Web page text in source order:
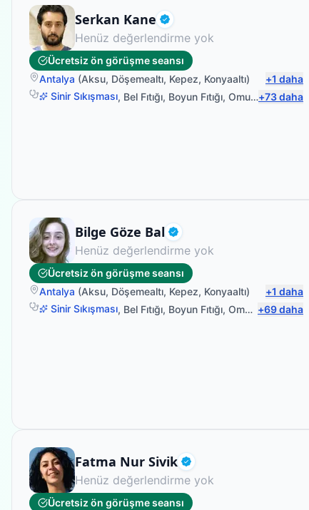
Serkan Kane Doğrulanmış
Fizyoterapist
Henüz değerlendirme yok
Ücretsiz ön görüşme seansı
Antalya (Aksu, Döşemealtı, Kepez, Konyaaltı) +1 daha
Sinir Sıkışması, Bel Fıtığı, Boyun Fıtığı, Omuz Bağ Yaralanması +73daha
Bilge Göze Bal Doğrulanmış
Fizyoterapist
Henüz değerlendirme yok
Ücretsiz ön görüşme seansı
Antalya (Aksu, Döşemealtı, Kepez, Konyaaltı) +1 daha
Sinir Sıkışması, Bel Fıtığı, Boyun Fıtığı, Omuz Bağ Yaralanması +69daha
Fatma Nur Sivik Doğrulanmış
Fizyoterapist
Henüz değerlendirme yok
Ücretsiz ön görüşme seansı